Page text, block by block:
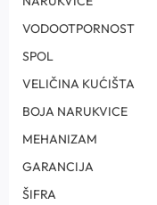
VODOOTPORNOST
SPOL
VELIČINA KUĆIŠTA
BOJA NARUKVICE
MEHANIZAM
GARANCIJA
ŠIFRA